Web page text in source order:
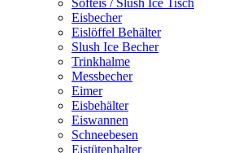
Eisbecher
Eislöffel Behälter
Slush Ice Becher
Trinkhalme
Messbecher
Eimer
Eisbehälter
Eiswannen
Schneebesen
Eistütenhalter